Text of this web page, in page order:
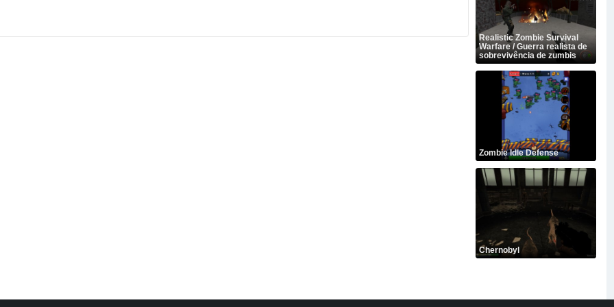
Realistic Zombie Survival
Warfare / Guerra realista de
sobrevivência de zumbis
Zombie Idle Defense
Chernobyl